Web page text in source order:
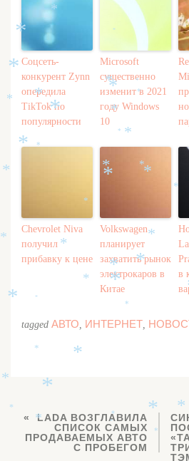
Соцсеть-
конкурент Zynn
опередила
TikTok по
популярности
Microsoft
существенно
изменит в 2021
году Windows
10
Chevrolet Niva
получил
прибавку к цене
Volkswagen
планирует
захватить рынок
электрокаров в
Китае
в
tagged АВТО, ИНТЕРНЕТ,
LADA ВОЗГЛАВИЛА
СПИСОК САМЫХ
ПРОДАВАЕМЫХ АВТО
С ПРОБЕГОМ
*
*
*
*
*
*
*
* *
*
*
*
*
*
*
*
*
*
*
*
*
*
*
*
*
*
*
*
*
*
*
*
*
*
*
*
*
*
*
*